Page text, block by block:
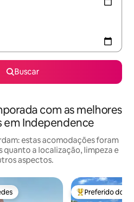
Buscar
com as melhores
em Independence
estas acomodações foram
quanto a localização, limpeza e
aspectos.
dos hóspedes Entre os
Preferido dos